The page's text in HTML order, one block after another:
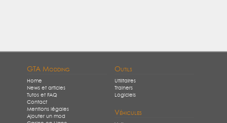
GTA Modding
Home
News et articles
Tutos et FAQ
Contact
Mentions légales
Ajouter un mod
Outils
Utilitaires
Trainers
Logiciels
Véhicules